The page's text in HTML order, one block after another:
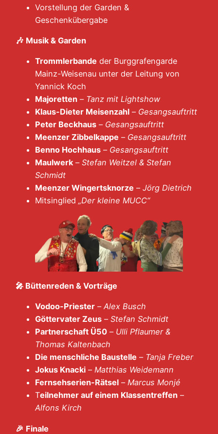
Vorstellung der Garden &
Geschenkübergabe
🎶 Musik & Garden
Trommlerbande der Burggrafengarde
Mainz-Weisenau unter der Leitung von
Yannick Koch
Majoretten – Tanz mit Lightshow
Klaus-Dieter Meisenzahl – Gesangsauftritt
Peter Beckhaus – Gesangsauftritt
Meenzer Zibbelkappe – Gesangsauftritt
Benno Hochhaus – Gesangsauftritt
Maulwerk– Stefan Weitzel & Stefan
Schmidt
Meenzer Wingertsknorze – Jörg Dietrich
Mitsinglied „Der kleine MUCC“
🎤 Büttenreden & Vorträge
Vodoo-Priester – Alex Busch
Göttervater Zeus – Stefan Schmidt
Partnerschaft Ü50 – Ulli Pflaumer &
Thomas Kaltenbach
Die menschliche Baustelle – Tanja Freber
Jokus Knacki – Matthias Weidemann
Fernsehserien-Rätsel – Marcus Monjé
Teilnehmer auf einem Klassentreffen –
Alfons Kirch
🎉 Finale